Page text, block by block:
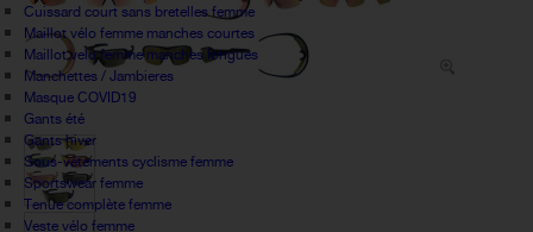
Cuissard court sans bretelles femme
Maillot vélo femme manches courtes
Maillot velo femme manches longues
Manchettes / Jambieres
Masque COVID19
Gants été
Gants hiver
Sous-vêtements cyclisme femme
Sportswear femme
Tenue complète femme
Veste vélo femme